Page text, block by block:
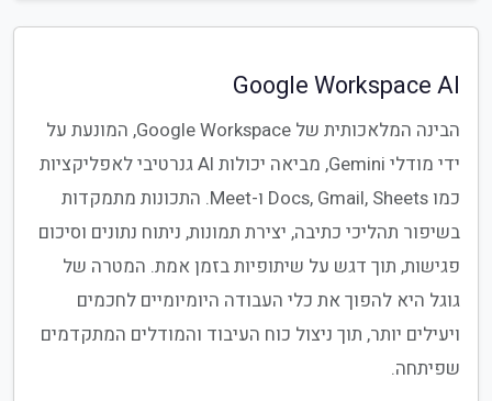
Google Workspace AI
הבינה המלאכותית של Google Workspace, המונעת על
ידי מודלי Gemini, מביאה יכולות AI גנרטיבי לאפליקציות
כמו Docs, Gmail, Sheets ו-Meet. התכונות מתמקדות
בשיפור תהליכי כתיבה, יצירת תמונות, ניתוח נתונים וסיכום
פגישות, תוך דגש על שיתופיות בזמן אמת. המטרה של
גוגל היא להפוך את כלי העבודה היומיומיים לחכמים
ויעילים יותר, תוך ניצול כוח העיבוד והמודלים המתקדמים
שפיתחה.